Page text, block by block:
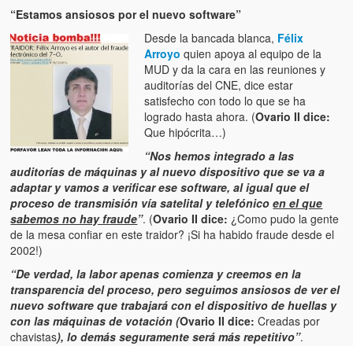
Víctimas del régimen dictatorial de Chávez desde que tomó el
poder hasta el 31 de diciembre de 2009
Víctimas inocentes de la violencia castrista del 4 de Febrero de
¡¡¡Miserable traidor, mira a tu pueblo!!! (Despicable traitor, look
your country!!!)
Versos
Cuentos
Videos
Chistes
“Estamos ansiosos por el nuevo software”
Desde la bancada blanca, Félix
Arroyo quien apoya al equipo de la
MUD y da la cara en las reuniones y
auditorías del CNE, dice estar
satisfecho con todo lo que se ha
logrado hasta ahora. (Ovario II dice:
Que hipócrita…)
“Nos hemos integrado a las
auditorías de máquinas y al nuevo dispositivo que se va a
adaptar y vamos a verificar ese software, al igual que el
proceso de transmisión vía satelital y telefónicoen el que
sabemos no hay fraude”. (Ovario II dice: ¿Como pudo la gente
de la mesa confiar en este traidor? ¡Si ha habido fraude desde el
2002!)
“De verdad, la labor apenas comienza y creemos en la
transparencia del proceso, pero seguimos ansiosos de ver el
nuevo software que trabajará con el dispositivo de huellas y
con las máquinas de votación (Ovario II dice:Creadas por
chavistas), lo demás seguramente será más repetitivo”.